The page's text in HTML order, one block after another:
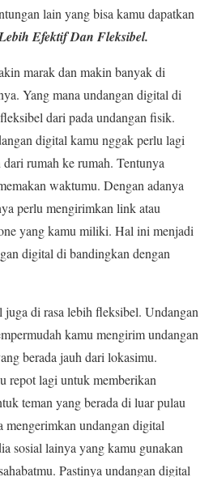
lain yang bisa kamu dapatkan
Efektif Dan Fleksibel.
marak dan makin banyak di
Yang mana undangan digital di
dari pada undangan fisik.
digital kamu nggak perlu lagi
rumah ke rumah. Tentunya
waktumu. Dengan adanya
perlu mengirimkan link atau
yang kamu miliki. Hal ini menjadi
digital di bandingkan dengan
di rasa lebih fleksibel. Undangan
kamu mengirim undangan
berada jauh dari lokasimu.
repot lagi untuk memberikan
teman yang berada di luar pulau
mengerimkan undangan digital
sosial lainya yang kamu gunakan
Pastinya undangan digital